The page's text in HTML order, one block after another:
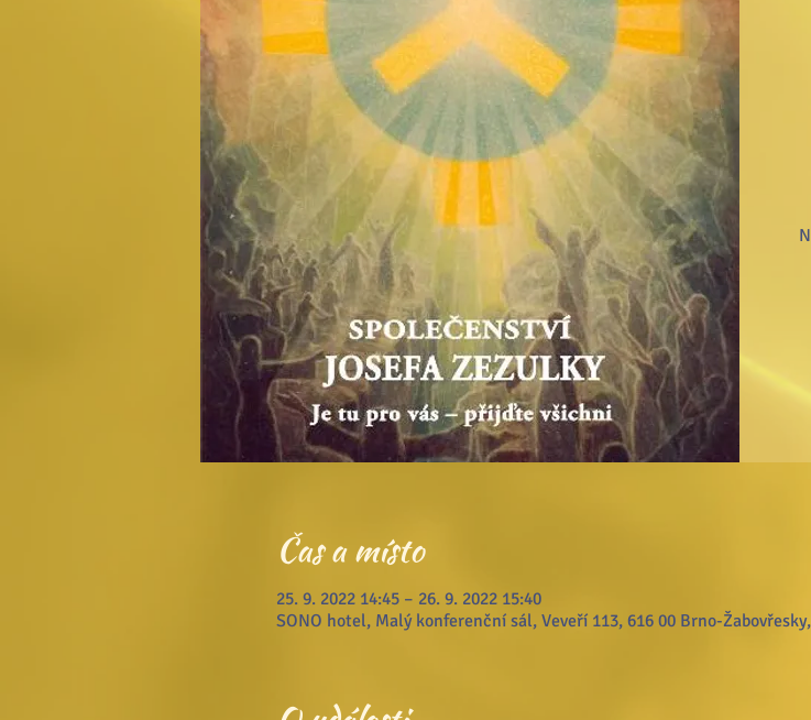
Čas a místo
25. 9. 2022 14:45 – 26. 9. 2022 15:40
SONO hotel, Malý konferenční sál, Veveří 113, 616 00 Brno-